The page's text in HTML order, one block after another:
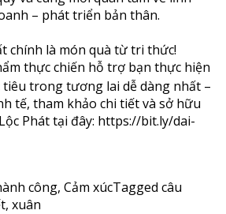
– phát triển bản thân.
chính là món quà từ tri thức!
thực chiến hỗ trợ bạn thực hiện
tiêu trong tương lai dễ dàng nhất –
tế, tham khảo chi tiết và sở hữu
Phát tại đây: https://bit.ly/dai-
công, Cảm xúcTagged câu
, xuân